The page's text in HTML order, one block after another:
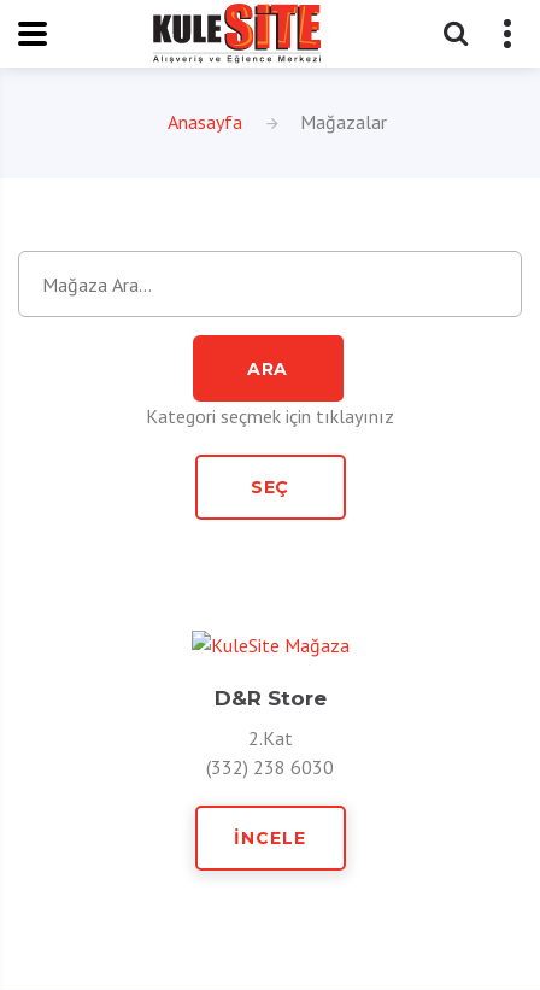
Anasayfa Mağazalar
ARA
Kategori seçmek için tıklayınız
SEÇ
D&R Store
2.Kat
(332) 238 6030
İNCELE